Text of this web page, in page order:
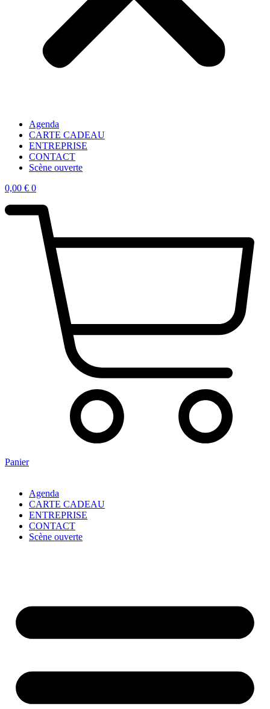
Agenda
CARTE CADEAU
ENTREPRISE
CONTACT
Scène ouverte
0,00 € 0
Panier
Agenda
CARTE CADEAU
ENTREPRISE
CONTACT
Scène ouverte